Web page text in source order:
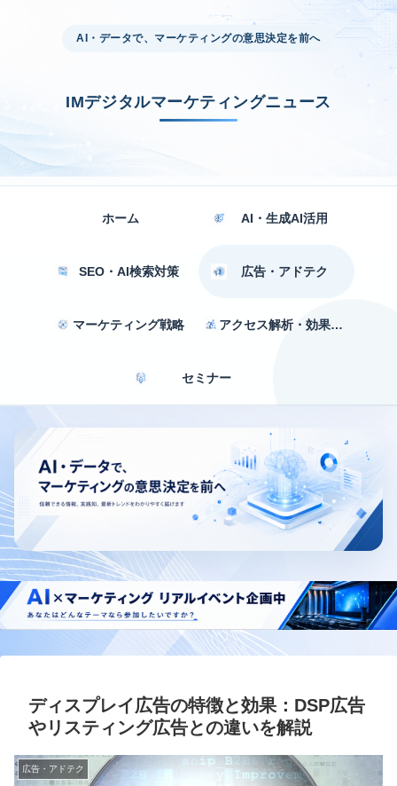
AI・データで、マーケティングの意思決定を前へ
IMデジタルマーケティングニュース
ホーム AI・生成AI活用
SEO・AI検索対策 広告・アドテク
マーケティング戦略 アクセス解析・効果測定
セミナー
ディスプレイ広告の特徴と効果：DSP広告
やリスティング広告との違いを解説
広告・アドテク